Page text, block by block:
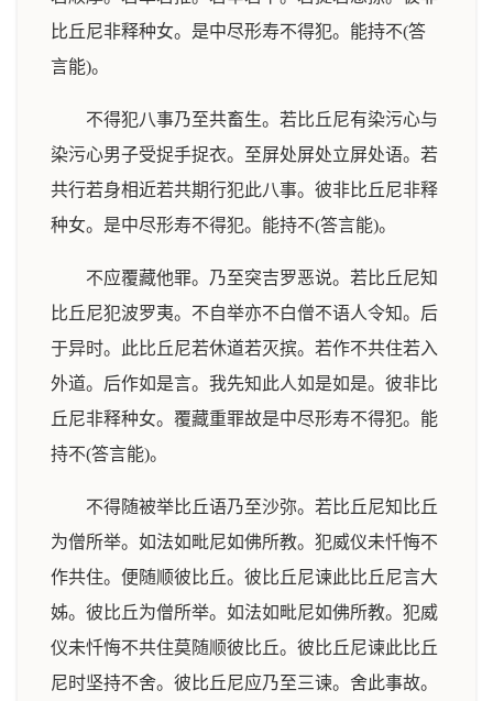
比丘尼非释种女。是中尽形寿不得犯。能持不(答
言能)。
不得犯八事乃至共畜生。若比丘尼有染污心与
染污心男子受捉手捉衣。至屏处屏处立屏处语。若
共行若身相近若共期行犯此八事。彼非比丘尼非释
种女。是中尽形寿不得犯。能持不(答言能)。
不应覆藏他罪。乃至突吉罗恶说。若比丘尼知
比丘尼犯波罗夷。不自举亦不白僧不语人令知。后
于异时。此比丘尼若休道若灭摈。若作不共住若入
外道。后作如是言。我先知此人如是如是。彼非比
丘尼非释种女。覆藏重罪故是中尽形寿不得犯。能
持不(答言能)。
不得随被举比丘语乃至沙弥。若比丘尼知比丘
为僧所举。如法如毗尼如佛所教。犯威仪未忏悔不
作共住。便随顺彼比丘。彼比丘尼谏此比丘尼言大
姊。彼比丘为僧所举。如法如毗尼如佛所教。犯威
仪未忏悔不共住莫随顺彼比丘。彼比丘尼谏此比丘
尼时坚持不舍。彼比丘尼应乃至三谏。舍此事故。